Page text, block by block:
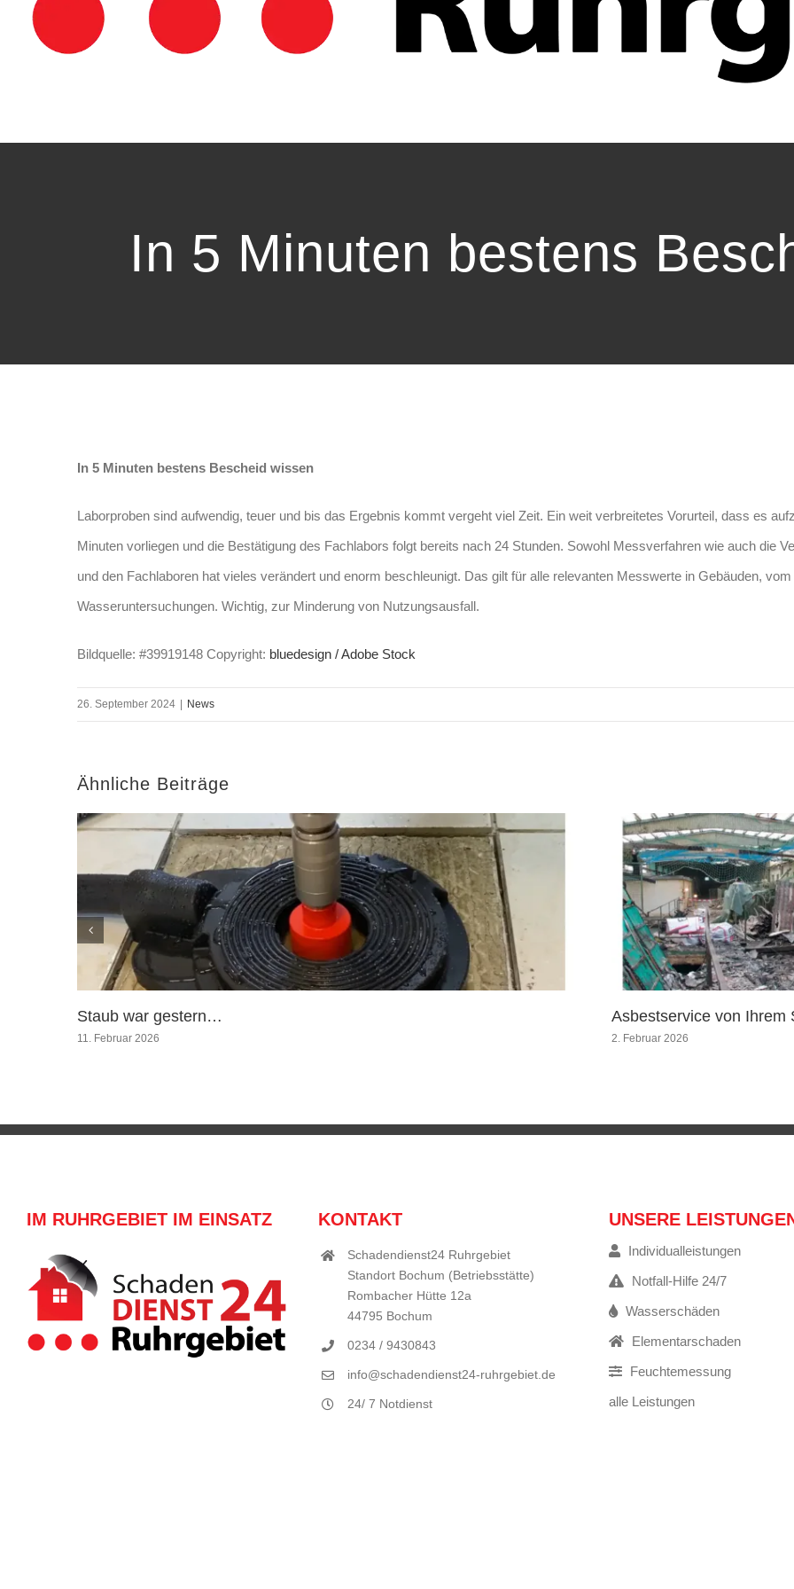
In 5 Minuten bestens
In 5 Minuten bestens Bescheid wissen
Laborproben sind aufwendig, teuer und bis das Ergebnis kommt vergeht viel Zeit. Ein weit verbreitetes Vorurteil, dass es
Minuten vorliegen und die Bestätigung des Fachlabors folgt bereits nach 24 Stunden. Sowohl Messverfahren wie auch die
und den Fachlaboren hat vieles verändert und enorm beschleunigt. Das gilt für alle relevanten Messwerte in Gebäuden,
Wasseruntersuchungen. Wichtig, zur Minderung von Nutzungsausfall.
Bildquelle: #39919148 Copyright: bluedesign / Adobe Stock
26. September 2024 News
Ähnliche Beiträge
Staub war gestern…
11. Februar 2026
Asbestservice von Ihrem
2. Februar 2026
IM RUHRGEBIET IM EINSATZ KONTAKT
Schadendienst24 Ruhrgebiet
Standort Bochum (Betriebsstätte)
Rombacher Hütte 12a
44795 Bochum
0234 / 9430843
info@schadendienst24-ruhrgebiet.de
24/ 7 Notdienst
UNSERE
Individualleistungen
Notfall-Hilfe 24/7
Wasserschäden
Elementarschaden
Feuchtemessung
alle Leistungen